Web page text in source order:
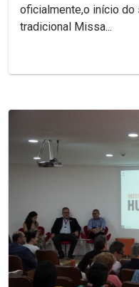
oficialmente,o início
tradicional Missa...